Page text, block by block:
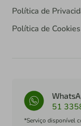
Política de
Política de Cookies
51
*Serviço disponível